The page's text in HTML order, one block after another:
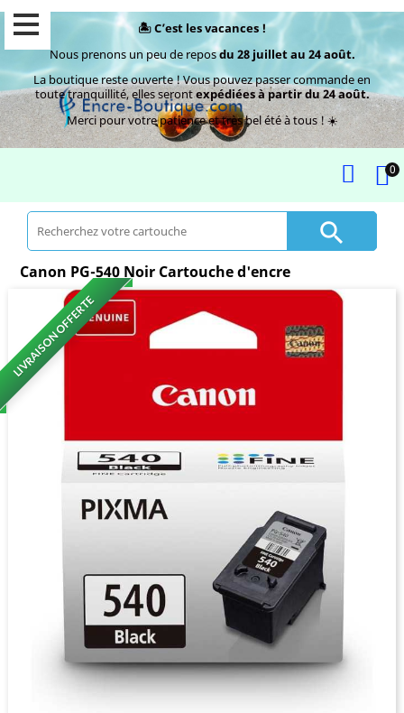
🏝️ C’est les vacances !
Nous prenons un peu de reposdu 28 juillet au 24 août.
La boutique reste ouverte ! Vous pouvez passer commande en
toute tranquillité, elles serontexpédiées à partir du 24 août.
Merci pour votre patience et très bel été à tous ! ☀️
0

Canon PG-540 Noir Cartouche d'encre
LIVRAISON OFFERTE